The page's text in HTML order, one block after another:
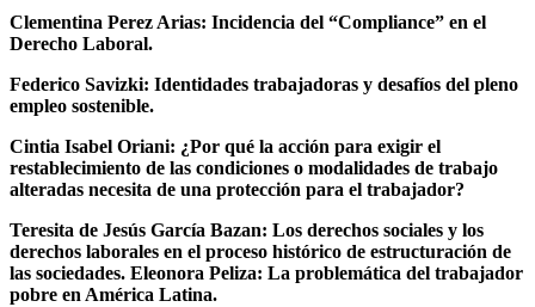
Clementina Perez Arias: Incidencia del “Compliance” en el
Derecho Laboral.
Federico Savizki: Identidades trabajadoras y desafíos del pleno
empleo sostenible.
Cintia Isabel Oriani: ¿Por qué la acción para exigir el
restablecimiento de las condiciones o modalidades de trabajo
alteradas necesita de una protección para el trabajador?
Teresita de Jesús García Bazan: Los derechos sociales y los
derechos laborales en el proceso histórico de estructuración de
las sociedades. Eleonora Peliza: La problemática del trabajador
pobre en América Latina.